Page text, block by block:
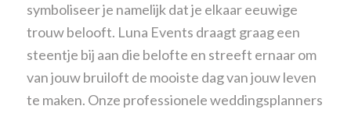
symboliseer je namelijk dat je elkaar eeuwige
trouw belooft. Luna Events draagt graag een
steentje bij aan die belofte en streeft ernaar om
vanjouw bruiloft de mooiste dag van jouw leven
te maken. Onze professionele weddingsplanners